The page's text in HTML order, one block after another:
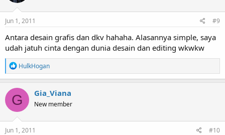
Jun 1, 2011 #9
Antara desain grafis dan dkv hahaha. Alasannya simple, saya
udah jatuh cinta dengan dunia desain dan editing wkwkw
R
e
a
c
t
i
o
n
HulkHogan
G Gia_Viana
New member
Jun 1, 2011 #10